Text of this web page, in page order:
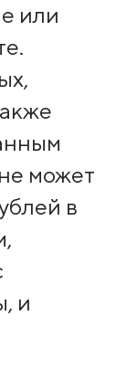
или
может
в
и